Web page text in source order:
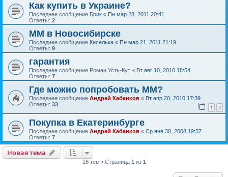
Как купить в Украине?
Последнее сообщение Брик « Пн мар 28, 2011 20:41
Ответы: 2
ММ в Новосибирске
Последнее сообщение Киселька « Пн мар 21, 2011 21:19
Ответы: 9
гарантия
Последнее сообщение Роман Усть-Кут « Вт авг 10, 2010 18:54
Ответы: 7
Где можно попробовать ММ?
Последнее сообщение Андрей Кабанков « Вт апр 20, 2010 17:39
Ответы: 33 1 2
Покупка в Екатеринбурге
Последнее сообщение Андрей Кабанков « Ср янв 30, 2008 19:57
Ответы: 7
Новая тема
16 тем • Страница 1 из 1